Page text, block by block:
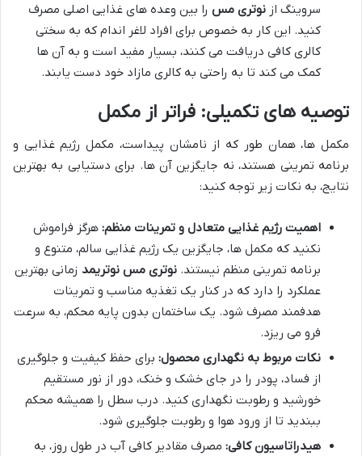
سروینگ از نوتری مس را بین وعده های غذایی اصلی مصرف
کنید. این کار به خصوص برای افراد لاغر اندام که به سختی
کالری کافی دریافت می کنند، بسیار مفید است و به آن ها
کمک می کند تا به راحتی به کالری مازاد خود دست یابند.
توصیه های تکمیلی: فراتر از مکمل
مکمل ها، همان طور که از نامشان پیداست، مکمل رژیم غذایی و
برنامه تمرینی هستند، نه جایگزین آن ها. برای دستیابی به بهترین
نتایج، به نکات زیر توجه کنید:
اهمیت رژیم غذایی متعادل و تمرینات منظم: هرگز فراموش
نکنید که مکمل ها، جایگزین یک رژیم غذایی سالم، متنوع و
برنامه تمرینی منظم نیستند. نوتری مس نوتریمد زمانی بهترین
عملکرد را دارد که در کنار یک تغذیه مناسب و تمرینات
هدفمند مصرف شود. یک ساختمان بدون پایه محکم، به سرعت
فرو می ریزد.
نکات مربوط به نگهداری محصول: برای حفظ کیفیت و جلوگیری
از فساد، پودر را در جای خشک و خنک، دور از نور مستقیم
خورشید و رطوبت نگهداری کنید. درب سطل را همیشه محکم
ببندید تا از ورود هوا و رطوبت جلوگیری شود.
هیدراتاسیون کافی: مصرف مقادیر کافی آب در طول روز، به